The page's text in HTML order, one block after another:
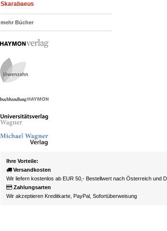
Skarabaeus
mehr Bücher
Ihre Vorteile:
Versandkosten
Wir liefern kostenlos ab EUR 50,- Bestellwert nach Österreich und
Zahlungsarten
Wir akzeptieren Kreditkarte, PayPal, Sofortüberweisung